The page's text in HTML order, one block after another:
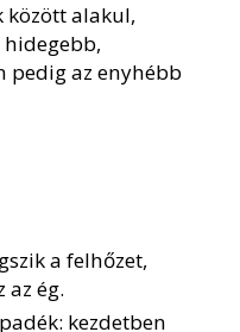
között alakul,
hidegebb,
pedig az enyhébb
a felhőzet,
ég.
kezdetben